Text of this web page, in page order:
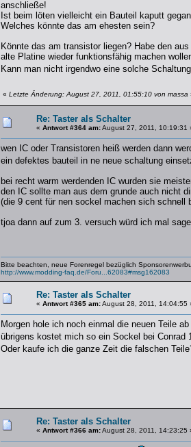
anschließe!
Ist beim löten vielleicht ein Bauteil kaputt
Welches könnte das am ehesten sein?
Könnte das am transistor liegen? Habe den
alte Platine wieder funktionsfähig machen
Kann man nicht irgendwo eine solche
« Letzte Änderung: August 27, 2011, 01:55:10 von massa
Re: Taster als Schalter
« Antwort #364 am:August 27, 2011, 10:19:31
wen IC oder Transistoren heiß werden dann
ein defektes bauteil in ne neue schaltung
bei recht warm werdenden IC wurden sie
den IC sollte man aus dem grunde auch nicht
(die 9 cent für nen sockel machen sich schnell
tjoa dann auf zum 3. versuch würd ich mal
Bitte beachten, neue Forenregel bezüglich
http://www.modding-faq.de/Foru...62083#msg162083
Re: Taster als Schalter
« Antwort #365 am:August 28, 2011, 14:04:55
Morgen hole ich noch einmal die neuen Teile
übrigens kostet mich so ein Sockel bei
Oder kaufe ich die ganze Zeit die falschen
Re: Taster als Schalter
« Antwort #366 am:August 28, 2011, 14:23:25